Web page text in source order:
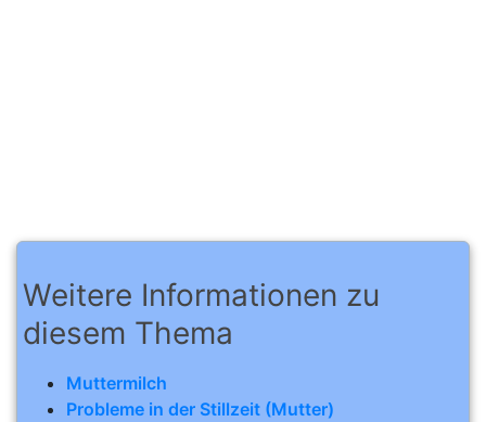
Weitere Informationen zu
diesem Thema
Muttermilch
Probleme in der Stillzeit (Mutter)